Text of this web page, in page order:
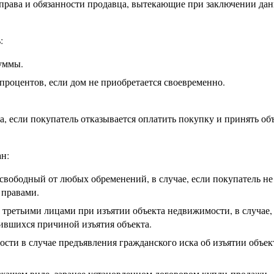
и обязанности продавца, вытекающие при заключении
если дом не приобретается своевременно.
если покупатель отказывается оплатить покупку и принять
от любых обременений, в случае, если покупатель не
лицами при изъятии объекта недвижимости, в случае,
причиной изъятия объекта.
в случае предъявления гражданского иска об изъятии